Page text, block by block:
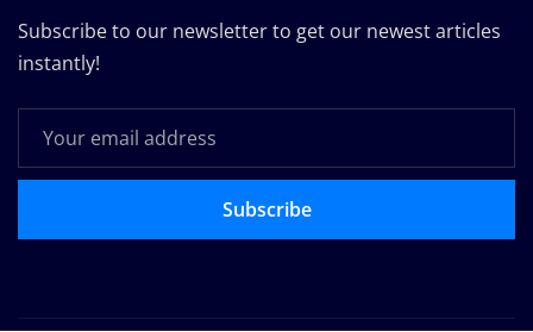
Subscribe to our newsletter to get our newest articles
instantly!
Subscribe